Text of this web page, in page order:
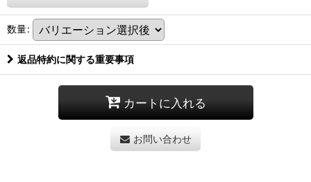
数量:
返品特約に関する重要事項
カートに入れる
お問い合わせ